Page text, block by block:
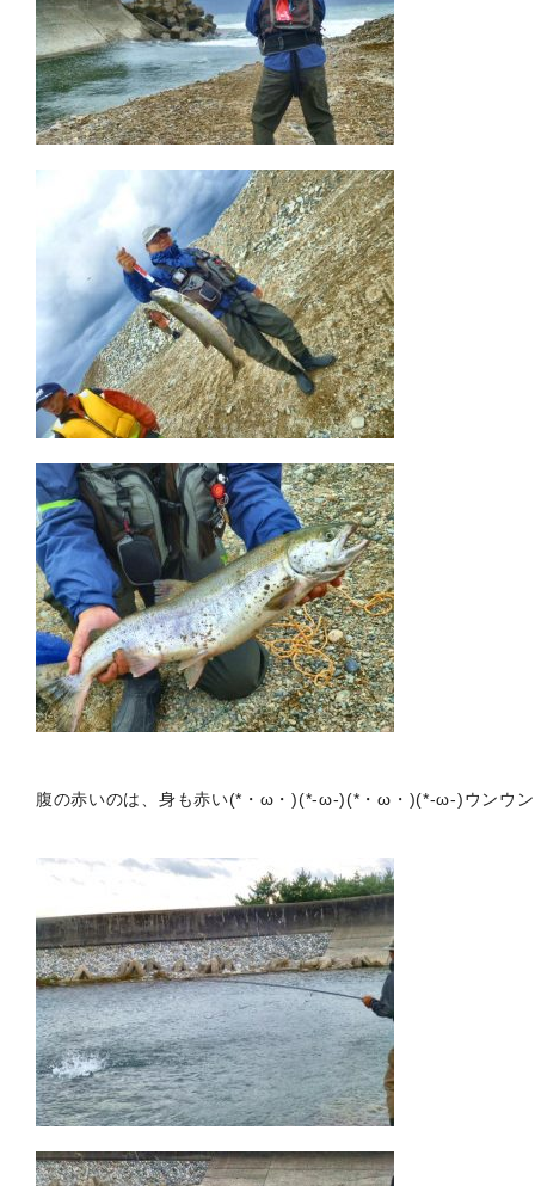
腹の赤いのは、身も赤い(*・ω・)(*-ω-)(*・ω・)(*-ω-)ウンウ